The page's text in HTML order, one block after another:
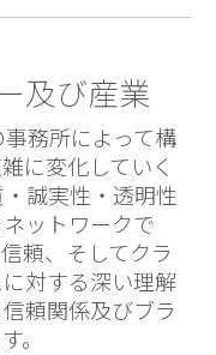
及び産業
務所によって構
に変化していく
誠実性・透明性
ットワークで
頼、そしてクラ
対する深い理解
頼関係及びブラ
。